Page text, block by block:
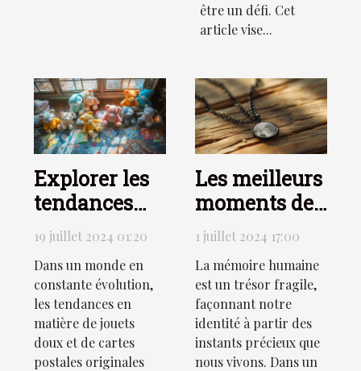
être un défi. Cet
article vise...
Explorer les
tendances
des jouets
doux et des
cartes
postales
originales
19 juillet 2024 01:20
Dans un monde en
constante évolution,
les tendances en
matière de jouets
doux et de cartes
postales originales
Les meilleurs
moments de
la vie
immortalisés
avec un
collier photo
gravé
1 juillet 2024 17:00
La mémoire humaine
est un trésor fragile,
façonnant notre
identité à partir des
instants précieux que
nous vivons. Dans un